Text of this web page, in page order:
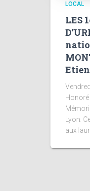
LOCAL
LES
Honoré
Lyon.
aux